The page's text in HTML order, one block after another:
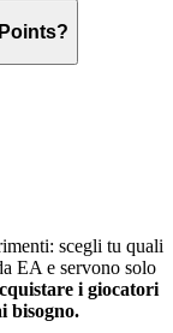
scegli tu quali
EA e servono solo
i giocatori
bisogno.